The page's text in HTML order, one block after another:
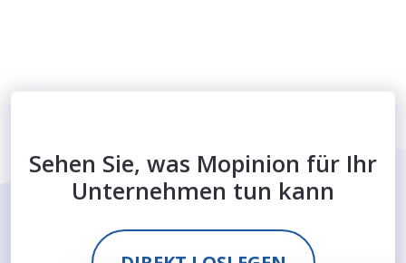
Sehen Sie, was Mopinion für Ihr
Unternehmen tun kann